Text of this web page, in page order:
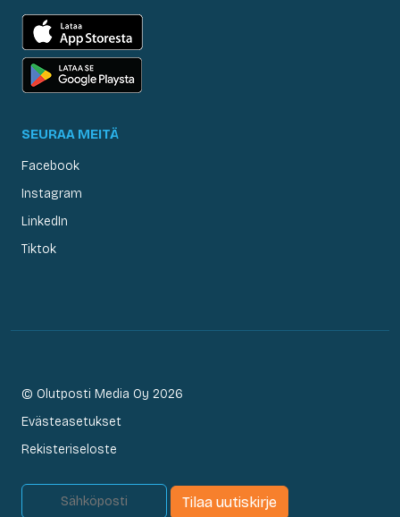
SEURAA MEITÄ
Facebook
Instagram
LinkedIn
Tiktok
© Olutposti Media Oy 2026
Evästeasetukset
Rekisteriseloste
Tilaa uutiskirje